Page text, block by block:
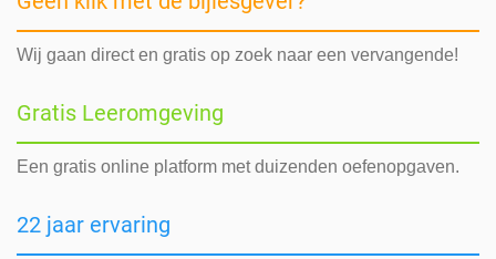
Wij gaan direct en gratis op zoek naar een vervangende!
Gratis Leeromgeving
Een gratis online platform met duizenden oefenopgaven.
22 jaar ervaring